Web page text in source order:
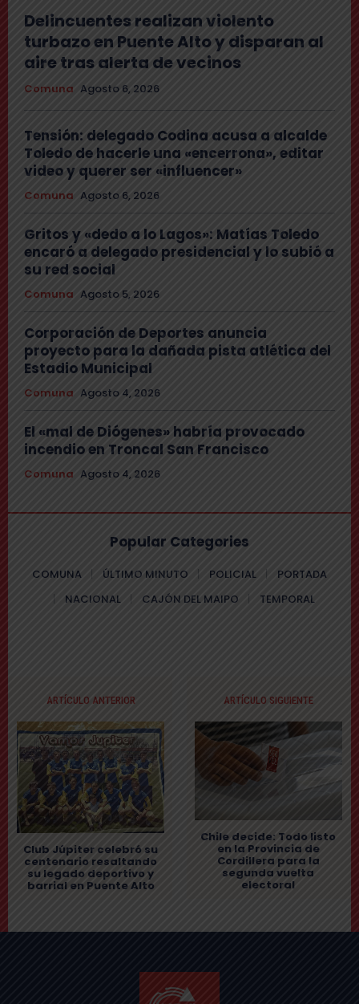
Delincuentes realizan violento
turbazo en Puente Alto y disparan al
aire tras alerta de vecinos
Comuna Agosto 6, 2026
Tensión: delegado Codina acusa a alcalde
Toledo de hacerle una «encerrona», editar
video y querer ser «influencer»
Comuna Agosto 6, 2026
Gritos y «dedo a lo Lagos»: Matías Toledo
encaró a delegado presidencial y lo subió a
su red social
Comuna Agosto 5, 2026
Corporación de Deportes anuncia
proyecto para la dañada pista atlética del
Estadio Municipal
Comuna Agosto 4, 2026
El «mal de Diógenes» habría provocado
incendio en Troncal San Francisco
Comuna Agosto 4, 2026
Popular Categories
COMUNA ÚLTIMO MINUTO POLICIAL
PORTADA
NACIONAL
CAJÓN DEL MAIPO TEMPORAL
ARTÍCULO ANTERIOR
Club Júpiter celebró su
centenario resaltando
su legado deportivo y
barrial en Puente Alto
ARTÍCULO SIGUIENTE
Chile decide: Todo listo
en la Provincia de
Cordillera para la
segunda vuelta
electoral